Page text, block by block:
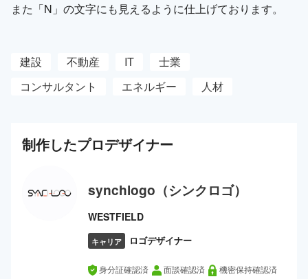
また「N」の文字にも見えるように仕上げております。
建設 不動産 IT
士業
コンサルタント
エネルギー 人材
制作したプロデザイナー
synchlogo（シンクロゴ）
WESTFIELD
キャリア ロゴデザイナー
身分証確認済 面談確認済 機密保持確認済